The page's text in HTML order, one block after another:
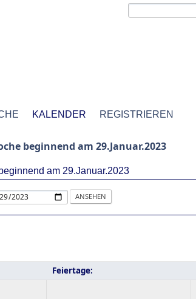
KALENDER REGISTRIEREN
beginnend am 29.Januar.2023
am 29.Januar.2023
Feiertage: